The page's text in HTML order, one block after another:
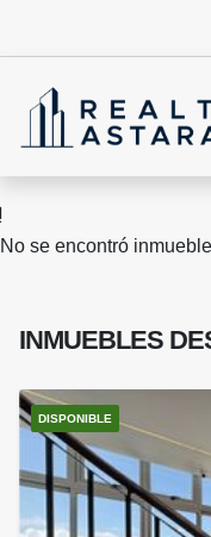
No se encontró
INMUEBLES
DISPONIBLE